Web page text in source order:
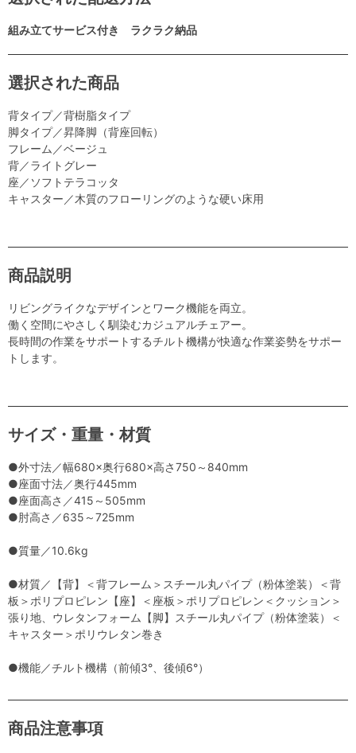
組み立てサービス付き ラクラク納品
選択された商品
背タイプ／背樹脂タイプ
脚タイプ／昇降脚（背座回転）
フレーム／ベージュ
背／ライトグレー
座／ソフトテラコッタ
キャスター／木質のフローリングのような硬い床用
商品説明
リビングライクなデザインとワーク機能を両立。
働く空間にやさしく馴染むカジュアルチェアー。
長時間の作業をサポートするチルト機構が快適な作業姿勢をサポー
トします。
サイズ・重量・材質
●外寸法／幅680×奥行680×高さ750～840mm
●座面寸法／奥行445mm
●座面高さ／415～505mm
●肘高さ／635～725mm
●質量／10.6kg
●材質／【背】＜背フレーム＞スチール丸パイプ（粉体塗装）＜背
板＞ポリプロピレン【座】＜座板＞ポリプロピレン＜クッション＞
張り地、ウレタンフォーム【脚】スチール丸パイプ（粉体塗装）＜
キャスター＞ポリウレタン巻き
●機能／チルト機構（前傾3°、後傾6°）
商品注意事項